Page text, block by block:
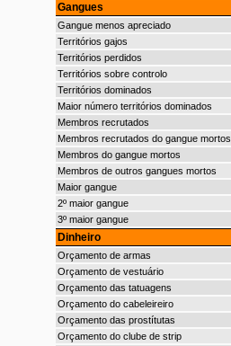
Gangues
Gangue menos apreciado
Territórios gajos
Territórios perdidos
Territórios sobre controlo
Territórios dominados
Maior número territórios dominados
Membros recrutados
Membros recrutados do gangue mortos
Membros do gangue mortos
Membros de outros gangues mortos
Maior gangue
2º maior gangue
3º maior gangue
Dinheiro
Orçamento de armas
Orçamento de vestuário
Orçamento das tatuagens
Orçamento do cabeleireiro
Orçamento das prostítutas
Orçamento do clube de strip